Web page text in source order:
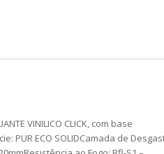
VINILICO CLICK, com base
PUR ECO SOLIDCamada de